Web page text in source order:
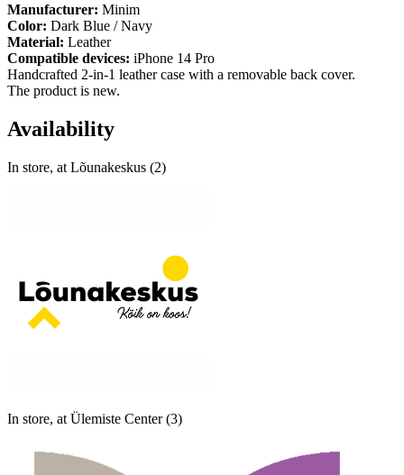
Manufacturer: Minim
Color: Dark Blue / Navy
Material: Leather
Compatible devices: iPhone 14 Pro
Handcrafted 2-in-1 leather case with a removable back cover.
The product is new.
Availability
In store, at Lõunakeskus (2)
In store, at Ülemiste Center (3)